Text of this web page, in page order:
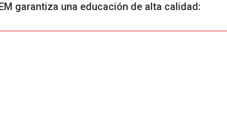
garantiza una educación de alta calidad: